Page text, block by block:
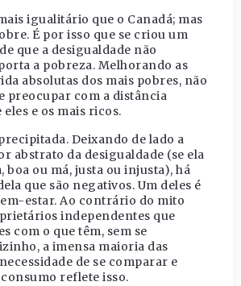
igualitário que o Canadá; mas
É por isso que se criou um
que a desigualdade não
a pobreza. Melhorando as
absolutas dos mais pobres, não
preocupar com a distância
e os mais ricos.
Deixando de lado a
abstrato da desigualdade (se ela
boa ou má, justa ou injusta), há
que são negativos. Um deles é
estar. Ao contrário do mito
independentes que
com o que têm, sem se
a imensa maioria das
de se comparar e
reflete isso.